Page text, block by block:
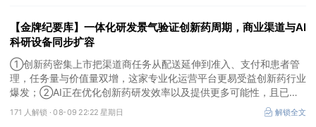
【金牌纪要库】一体化研发景气验证创新药周期，商业渠道与AI
科研设备同步扩容
①创新药密集上市把渠道商任务从配送延伸到准入、支付和患者管
理，任务量与价值量双增，这家专业化运营平台更易受益创新药行业
爆发；②AI正在优化创新药研发效率以及提供更多可能性，且已有
部分企业形成项目收益，这几家企业为其中的代表；③AI创新药研
发会带动数据生产与分析设备、生物工艺与制药装备等需求，管线推
171 人解锁 ·08-09 22:22 星期日 解锁全文